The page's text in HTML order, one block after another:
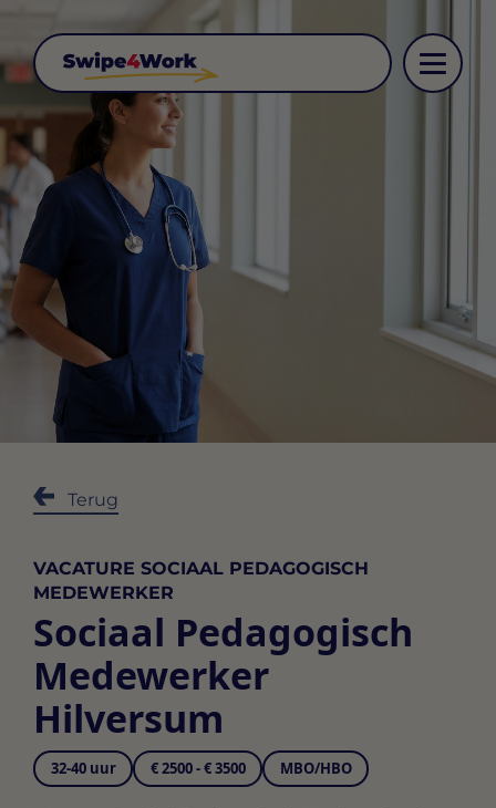
Terug
VACATURE SOCIAAL PEDAGOGISCH
MEDEWERKER
Sociaal Pedagogisch
Medewerker
Hilversum
32-40 uur € 2500 - € 3500 MBO/HBO